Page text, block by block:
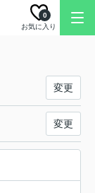
お気に入り
0
変更
変更